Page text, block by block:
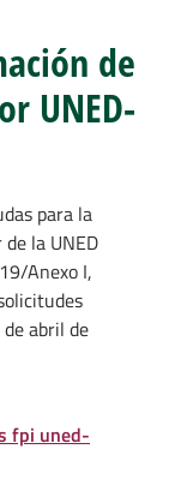
de
UNED-
para la
la UNED
Anexo I,
abril de
fpi uned-